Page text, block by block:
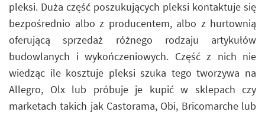
pleksi. Duża część poszukujących pleksi kontaktuje się
bezpośrednio albo z producentem, albo z hurtownią
oferującą sprzedaż różnego rodzaju artykułów
budowlanych i wykończeniowych. Część z nich nie
wiedząc ile kosztuje pleksi szuka tego tworzywa na
Allegro, Olx lub próbuje je kupić w sklepach czy
marketach takich jak Castorama, Obi, Bricomarche lub